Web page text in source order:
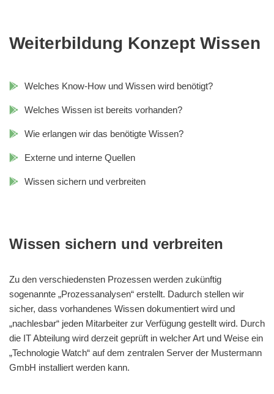
Weiterbildung Konzept Wissen
Welches Know-How und Wissen wird benötigt?
Welches Wissen ist bereits vorhanden?
Wie erlangen wir das benötigte Wissen?
Externe und interne Quellen
Wissen sichern und verbreiten
Wissen sichern und verbreiten
Zu den verschiedensten Prozessen werden zukünftig
sogenannte „Prozessanalysen“ erstellt. Dadurch stellen wir
sicher, dass vorhandenes Wissen dokumentiert wird und
„nachlesbar“ jeden Mitarbeiter zur Verfügung gestellt wird. Durch
die IT Abteilung wird derzeit geprüft in welcher Art und Weise ein
„Technologie Watch“ auf dem zentralen Server der Mustermann
GmbH installiert werden kann.